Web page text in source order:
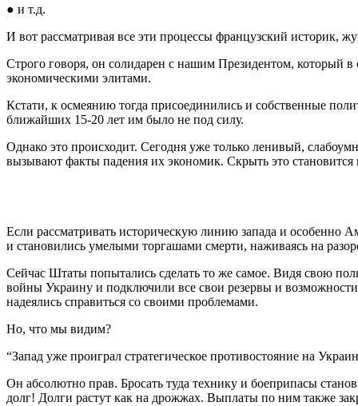
● и т.д.
И вот рассматривая все эти процессы французский историк,
Строго говоря, он солидарен с нашим Президентом, который
экономическими элитами.
Кстати, к осмеянию тогда присоединились и собственные
ближайших 15-20 лет им было не под силу.
Однако это происходит. Сегодня уже только ленивый,
вызывают факты падения их экономик. Скрыть это
Если рассматривать историческую линию запада и особенно
и становились умелыми торгашами смерти, наживаясь на
Сейчас Штаты попытались сделать то же самое. Видя свою
войны Украину и подключили все свои резервы и
надеялись справиться со своими проблемами.
Но, что мы видим?
“Запад уже проиграл стратегическое противостояние на
Он абсолютно прав. Бросать туда технику и боеприпасы
долг! Долги растут как на дрожжах. Выплаты по ним также